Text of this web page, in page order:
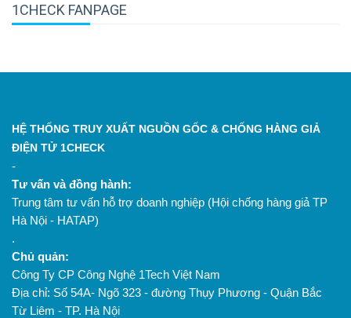
1CHECK FANPAGE
HỆ THỐNG TRUY XUẤT NGUỒN GỐC & CHỐNG HÀNG GIẢ
ĐIỆN TỬ 1CHECK
-
Tư vấn và đồng hành:
Trung tâm tư vấn hỗ trợ doanh nghiệp (Hội chống hàng giả TP
Hà Nội - HATAP)
.
Chủ quản:
Công Ty CP Công Nghệ 1Tech Việt Nam
Địa chỉ: Số 54A- Ngõ 323 - đường Thụy Phương - Quận Bắc
Từ Liêm - TP. Hà Nội